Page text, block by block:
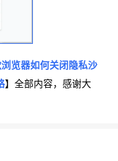
览器如何关闭 隐私沙
】全部内容，感谢大